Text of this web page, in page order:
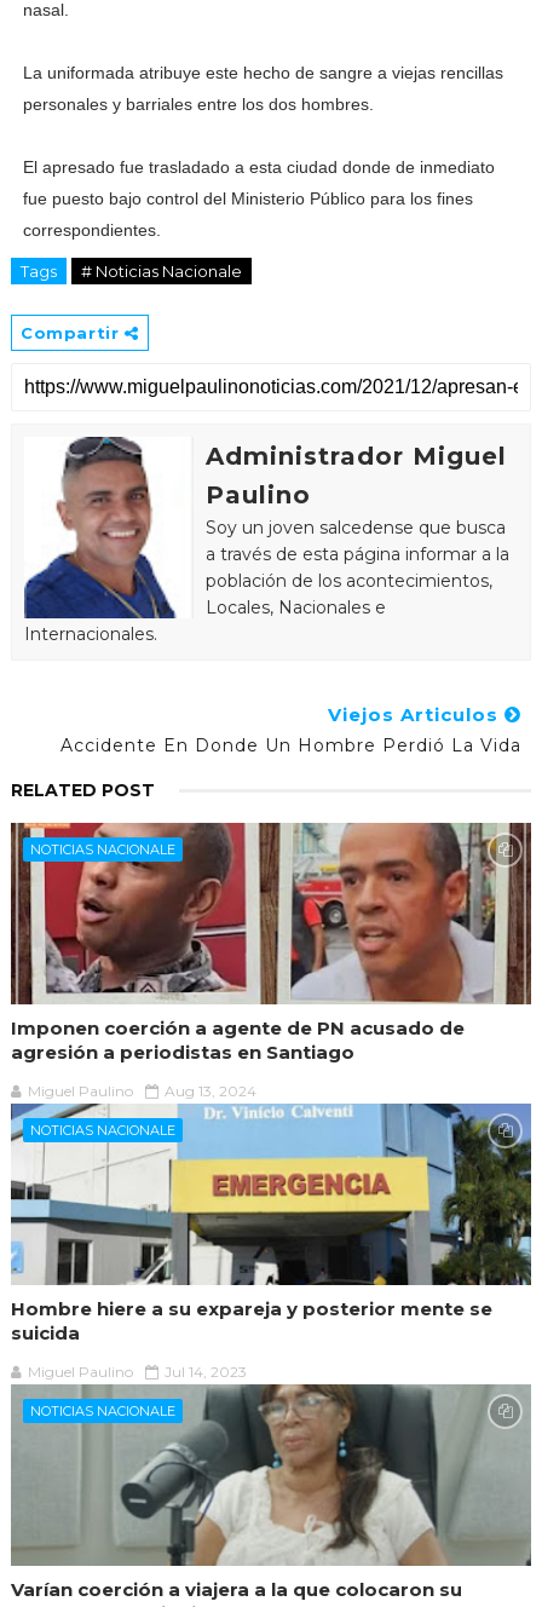
nasal.
La uniformada atribuye este hecho de sangre a viejas rencillas
personales y barriales entre los dos hombres.
El apresado fue trasladado a esta ciudad donde de inmediato
fue puesto bajo control del Ministerio Público para los fines
correspondientes.
Tags # Noticias Nacionale
Compartir
Administrador Miguel
Paulino
Soy un joven salcedense que busca
a través de esta página informar a la
población de los acontecimientos,
Locales, Nacionales e
Internacionales.
Viejos Articulos
Accidente En Donde Un Hombre Perdió La Vida
RELATED POST
NOTICIAS NACIONALE
Imponen coerción a agente de PN acusado de
agresión a periodistas en Santiago
Miguel Paulino Aug 13, 2024
NOTICIAS NACIONALE
Hombre hiere a su expareja y posterior mente se
suicida
Miguel Paulino Jul 14, 2023
NOTICIAS NACIONALE
Varían coerción a viajera a la que colocaron su